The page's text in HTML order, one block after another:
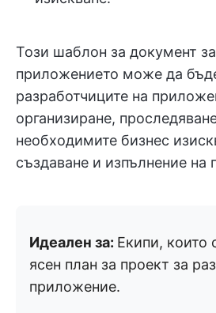
Този шаблон за документ
приложението може да
разработчиците на
организиране,
необходимите бизнес
създаване и изпълнение на
Идеален за: Екипи, които
ясен план за проект за
приложение.